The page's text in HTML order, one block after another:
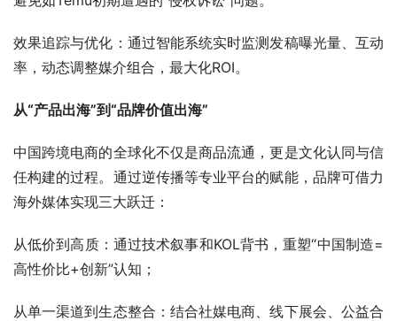
效果追踪与优化：通过智能系统实时监测发稿曝光量、互动
率，动态调整媒介组合，最大化ROI。
从“产品出海”到“品牌价值出海”
中国跨境电商的全球化不仅是商品流通，更是文化认同与信
任构建的过程。通过逆传播等专业平台的赋能，品牌可借力
海外媒体实现三大跃迁：
从低价到高质：通过技术叙事和KOL背书，重塑“中国制造=
高性价比+创新”认知；
从单一渠道到生态整合：结合社媒电商、线下展会、公益合